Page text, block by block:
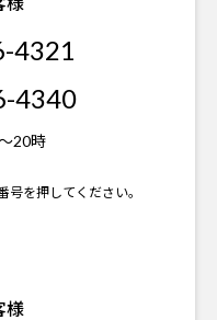
4321
4340
20時
を押してください。
様